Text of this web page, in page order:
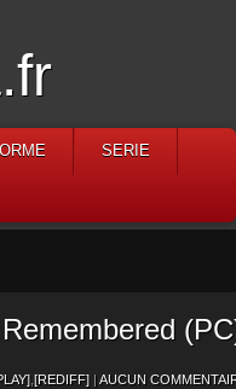
SERIE
[REDIFF] |AUCUN